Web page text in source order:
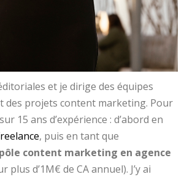
et je dirige des équipes
des projets content marketing. Pour
15 ans d’expérience : d’abord en
, puis en tant que
content marketing en agence
d’1M€ de CA annuel). J’y ai